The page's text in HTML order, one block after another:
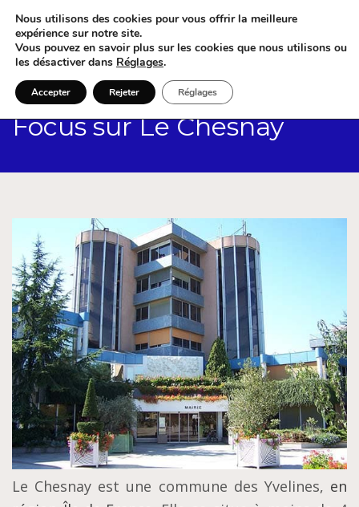
Focus sur Le Chesnay
Le Chesnay est une commune des Yvelines, en
Nous utilisons des cookies pour vous offrir la meilleure
expérience sur notre site.
Vous pouvez en savoir plus sur les cookies que nous utilisons ou
les désactiver dans Réglages.
Accepter Rejeter Réglages